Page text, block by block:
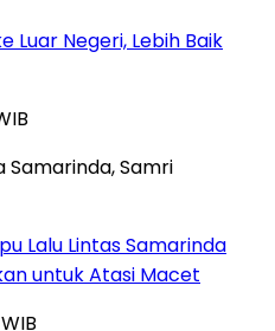
Luar Negeri, Lebih Baik
Lalu Lintas Samarinda
untuk Atasi Macet